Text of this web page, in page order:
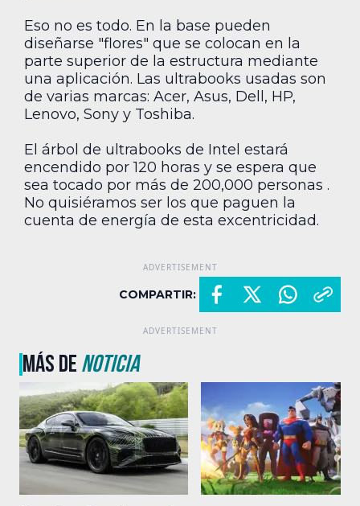
Eso no es todo. En la base pueden
diseñarse "flores" que se colocan en la
parte superior de la estructura mediante
una aplicación. Las ultrabooks usadas son
de varias marcas: Acer, Asus, Dell, HP,
Lenovo, Sony y Toshiba.
El árbol de ultrabooks de Intel estará
encendido por 120 horas y se espera que
sea tocado por más de 200,000 personas .
No quisiéramos ser los que paguen la
cuenta de energía de esta excentricidad.
COMPARTIR:
MÁS DENOTICIA